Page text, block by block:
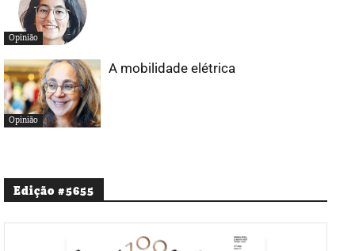
Opinião
Opinião
A mobilidade elétrica
Edição #5655